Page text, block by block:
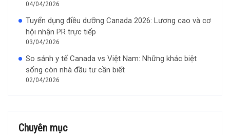
04/04/2026
Tuyển dụng điều dưỡng Canada 2026: Lương cao và cơ
hội nhận PR trực tiếp
03/04/2026
So sánh y tế Canada vs Việt Nam: Những khác biệt
sống còn nhà đầu tư cần biết
02/04/2026
Chuyên mục